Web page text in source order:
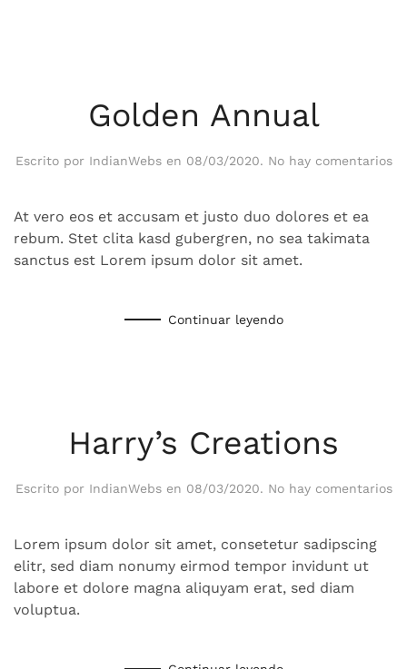
Golden Annual
Escrito por IndianWebsen 08/03/2020. No hay comentariosen
At vero eos et accusam et justo duo dolores et ea
rebum. Stet clita kasd gubergren, no sea takimata
sanctus est Lorem ipsum dolor sit amet.
Continuar leyendo
Harry’s Creations
Escrito por IndianWebsen 08/03/2020. No hay comentariosen
Lorem ipsum dolor sit amet, consetetur sadipscing
elitr, sed diam nonumy eirmod tempor invidunt ut
labore et dolore magna aliquyam erat, sed diam
voluptua.